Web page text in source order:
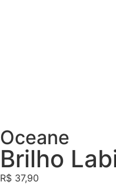
Oceane
Brilho
R$ 37,90